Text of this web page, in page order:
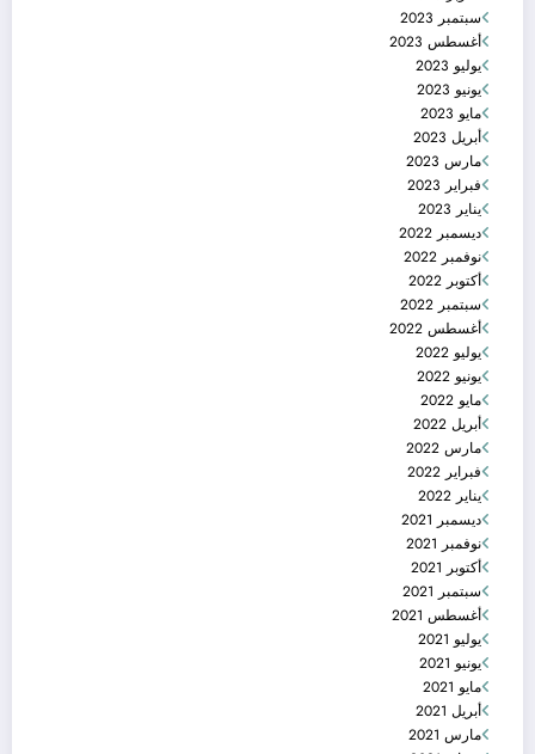
سبتمبر 2023
أغسطس 2023
يوليو 2023
يونيو 2023
مايو 2023
أبريل 2023
مارس 2023
فبراير 2023
يناير 2023
ديسمبر 2022
نوفمبر 2022
أكتوبر 2022
سبتمبر 2022
أغسطس 2022
يوليو 2022
يونيو 2022
مايو 2022
أبريل 2022
مارس 2022
فبراير 2022
يناير 2022
ديسمبر 2021
نوفمبر 2021
أكتوبر 2021
سبتمبر 2021
أغسطس 2021
يوليو 2021
يونيو 2021
مايو 2021
أبريل 2021
مارس 2021